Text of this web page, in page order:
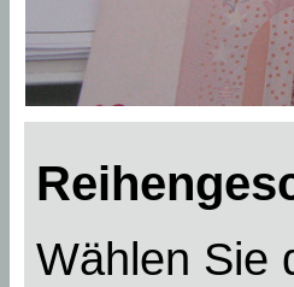
Wählen Sie